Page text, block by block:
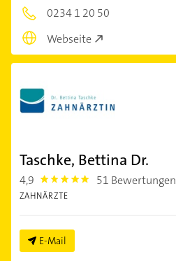
0234 1 20 50
Webseite
Taschke, Bettina Dr.
4,9 4.9 51 Bewertungen
ZAHNÄRZTE
E-Mail